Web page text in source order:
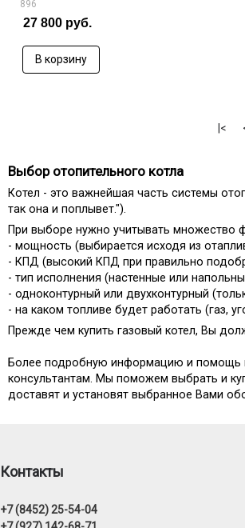
896
27 800 руб.
В корзину
|<
Выбор отопительного котла
Котел - это важнейшая часть системы
так она и поплывет.").
При выборе нужно учитывать множество
- мощность (выбирается исходя из
- КПД (высокий КПД при правильно
- тип исполнения (настенные или
- одноконтурный или двухконтурный
- на каком топливе будет работать (газ,
Прежде чем купить газовый котел, Вы
Более подробную информацию и помощь
консультантам. Мы поможем выбрать и
доставят и установят выбранное Вами
Контакты
+7 (8452) 25-54-04